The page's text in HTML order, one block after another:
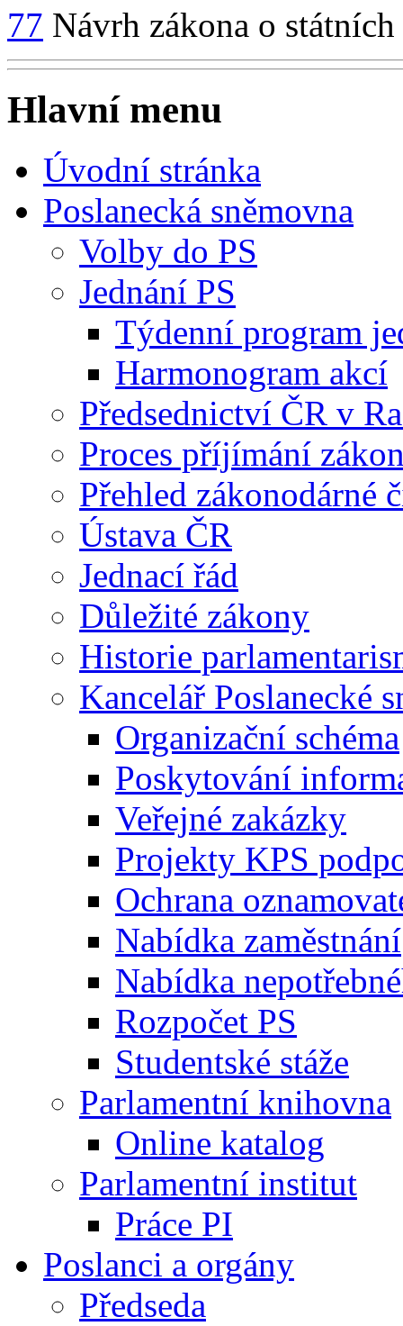
77 Návrh zákona o
Hlavní menu
Úvodní stránka
Poslanecká sněmovna
Volby do PS
Jednání PS
Týdenní program
Harmonogram akcí
Předsednictví ČR v
Proces příjímání
Přehled zákonodárné
Ústava ČR
Jednací řád
Důležité zákony
Historie
Kancelář Poslanecké
Organizační schéma
Poskytování
Veřejné zakázky
Projekty KPS
Ochrana
Nabídka zaměstnání
Nabídka
Rozpočet PS
Studentské stáže
Parlamentní knihovna
Online katalog
Parlamentní institut
Práce PI
Poslanci a orgány
Předseda